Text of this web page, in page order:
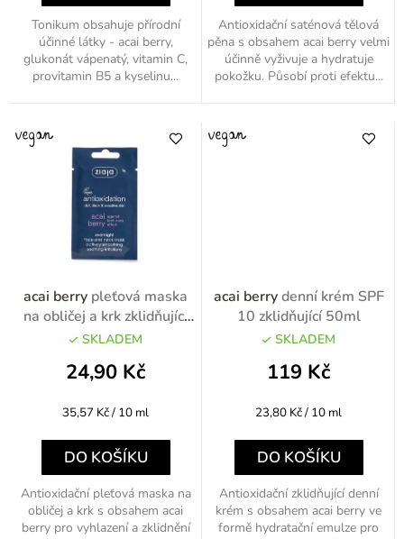
Tonikum obsahuje přírodní
účinné látky - acai berry,
glukonát vápenatý, vitamin C,
provitamin B5 a kyselinu...
Antioxidační saténová tělová
pěna s obsahem acai berry velmi
účinně vyživuje a hydratuje
pokožku. Působí proti efektu...
acai berry pleťová maska
na obličej a krk zklidňující
7ml
SKLADEM
24,90 Kč
Měrná
35,57 Kč / 10 ml
DO KOŠÍKU
Antioxidační pleťová maska na
obličej a krk s obsahem acai
berry pro vyhlazení a zklidnění
acai berrydenní krém SPF
10 zklidňující 50ml
SKLADEM
119 Kč
Měrná
23,80 Kč / 10 ml
DO KOŠÍKU
Antioxidační zklidňující denní
krém s obsahem acai berry ve
formě hydratační emulze pro